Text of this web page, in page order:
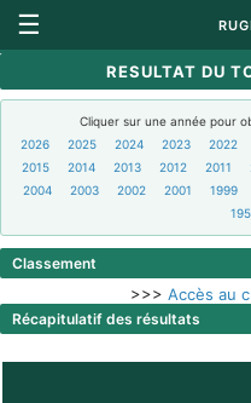
☰
RESULTAT DU
Cliquer sur une année pour
2026
2025 2024 2023 2022
2015
2014 2013 2012 2011
2004
2003 2002 2001 1999
Classement
>>> Accès au
Récapitulatif des résultats